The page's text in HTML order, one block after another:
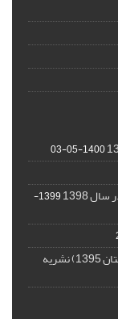
1400-05-03
1398
1399-
اعطای رتبه علمی - پژوهشی از شماره اول (بهار و تابستان 1395) نشریه